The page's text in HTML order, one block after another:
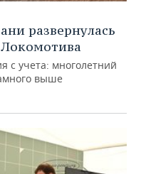
развернулась
Локомотива
с учета: многолетний
выше